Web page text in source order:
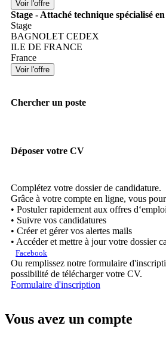
Stage - Attaché technique spécialisé
Stage
BAGNOLET CEDEX
ILE DE FRANCE
France
Chercher un poste
Déposer votre CV
Complétez votre dossier de candidature.
Grâce à votre compte en ligne, vous
• Postuler rapidement aux offres
• Suivre vos candidatures
• Créer et gérer vos alertes mails
• Accéder et mettre à jour votre dossier
Facebook
Ou remplissez notre formulaire
possibilité de télécharger votre CV.
Formulaire d'inscription
Vous avez un compte